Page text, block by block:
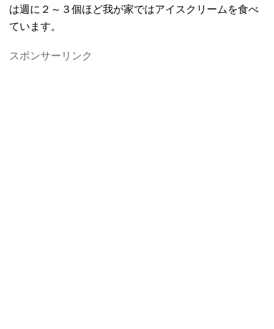
は週に２～３個ほど我が家ではアイスクリームを食べ
ています。
スポンサーリンク